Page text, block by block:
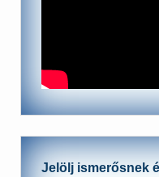
Jelölj ismerősnek